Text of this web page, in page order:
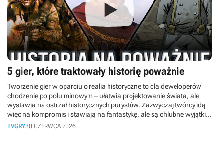
5 gier, które traktowały historię poważnie
Tworzenie gier w oparciu o realia historyczne to dla deweloperów
chodzenie po polu minowym – ułatwia projektowanie świata, ale
wystawia na ostrzał historycznych purystów. Zazwyczaj twórcy idą
więc na kompromis i stawiają na fantastykę, ale są chlubne wyjątki,
które rzucają na kolana dbałością o fakty. W dzisiejszym materiale
TVGRY30 CZERWCA 2026